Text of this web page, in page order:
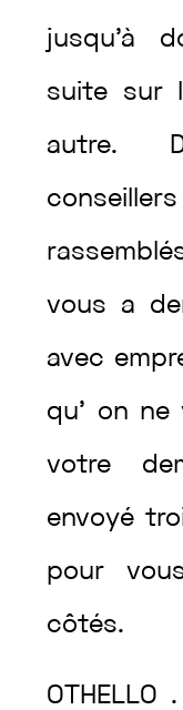
jusqu’à
suite sur
autre.
vous a
avec
qu’ on ne
votre
envoyé
pour
côtés.
OTHELLO .